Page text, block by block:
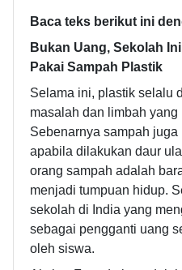
Baca teks berikut ini
Bukan Uang, Sekolah
Pakai Sampah Plastik
Selama ini, plastik selalu
masalah dan limbah
Sebenarnya sampah
apabila dilakukan daur
orang sampah adalah
menjadi tumpuan hidup.
sekolah di India yang
sebagai pengganti uang
oleh siswa.